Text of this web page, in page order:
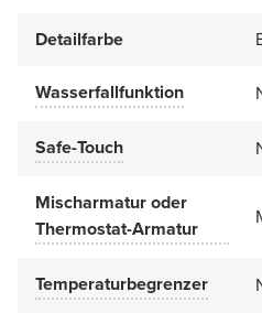
Detailfarbe
Wasserfallfunktion
Safe-Touch
Mischarmatur oder
Thermostat-Armatur
Temperaturbegrenzer